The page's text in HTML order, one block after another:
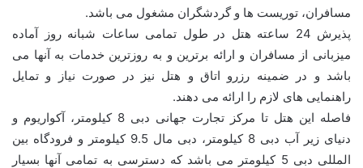
مسافران، توریست ها و گردشگران مشغول می باشد.
پذیرش 24 ساعته هتل در طول تمامی ساعات شبانه روز آماده
میزبانی از مسافران و ارائه برترین و به روزترین خدمات به آنها می
باشد و در ضمینه رزرو اتاق و هتل نیز در صورت نیاز و تمایل
راهنمایی های لازم را ارائه می دهند.
فاصله این هتل تا مرکز تجارت جهانی دبی 8 کیلومتر، آکواریوم و
دنیای زیر آب دبی 8 کیلومتر، دبی مال 9.5 کیلومتر و فرودگاه بین
المللی دبی 5 کیلومتر می باشد که دسترسی به تمامی آنها بسیار